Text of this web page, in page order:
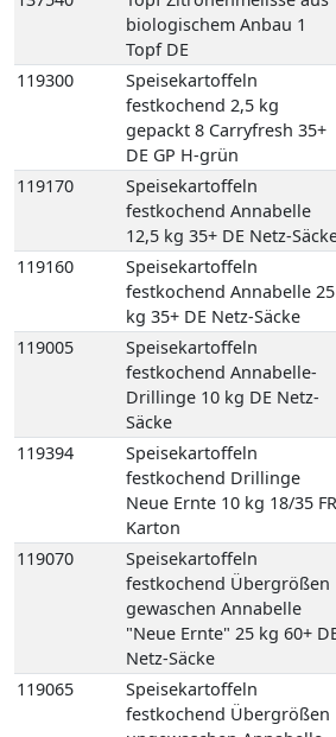
festkochend Annabelle 25
kg 35+ DE Netz-Säcke
119005
Speisekartoffeln
festkochend Annabelle-
Drillinge 10 kg DE Netz-
Säcke
119394
Speisekartoffeln
festkochend Drillinge
Neue Ernte 10 kg 18/35 FR
Karton
119070
Speisekartoffeln
festkochend Übergrößen
gewaschen Annabelle
"Neue Ernte" 25 kg 60+ DE
Netz-Säcke
Speisekartoffeln
festkochend Übergrößen
ungewaschen Annabelle
"Neue Ernte" 25 kg 60+ DE
Netz-Säcke
Speisekartoffeln
mehligkochend 2,5 kg
gepackt 8 Carryfresh 35+
DE GP H-grün
Speisekartoffeln
mehligkochend Sunita 12,5
kg 35+ DE Netz-Säcke
Speisekartoffeln